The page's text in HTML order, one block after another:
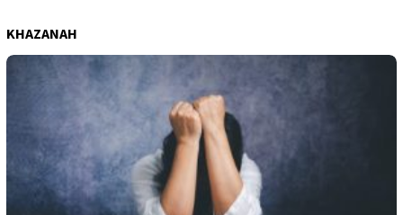
KHAZANAH